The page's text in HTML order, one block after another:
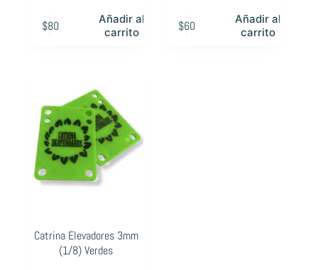
$80
Añadir al
carrito
$60
Añadir al
carrito
Catrina Elevadores 3mm
(1/8) Verdes